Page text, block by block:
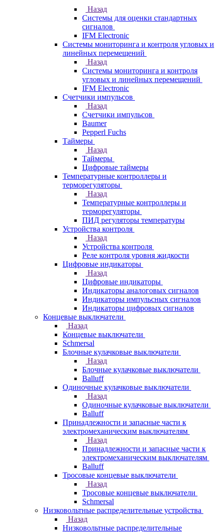
Назад
Системы для оценки стандартных
сигналов
IFM Electronic
Системы мониторинга и контроля угловых и
линейных перемещений
Назад
Системы мониторинга и контроля
угловых и линейных перемещений
IFM Electronic
Счетчики импульсов
Назад
Счетчики импульсов
Baumer
Pepperl Fuchs
Таймеры
Назад
Таймеры
Цифровые таймеры
Температурные контроллеры и
терморегуляторы
Назад
Температурные контроллеры и
терморегуляторы
ПИД регуляторы температуры
Устройства контроля
Назад
Устройства контроля
Реле контроля уровня жидкости
Цифровые индикаторы
Назад
Цифровые индикаторы
Индикаторы аналоговых сигналов
Индикаторы импульсных сигналов
Индикаторы цифровых сигналов
Концевые выключатели
Назад
Концевые выключатели
Schmersal
Блочные кулачковые выключатели
Назад
Блочные кулачковые выключатели
Balluff
Одиночные кулачковые выключатели
Назад
Одиночные кулачковые выключатели
Balluff
Принадлежности и запасные части к
электромеханическим выключателям
Назад
Принадлежности и запасные части к
электромеханическим выключателям
Balluff
Тросовые концевые выключатели
Назад
Тросовые концевые выключатели
Schmersal
Низковольтные распределительные устройства
Назад
Низковольтные распределительные